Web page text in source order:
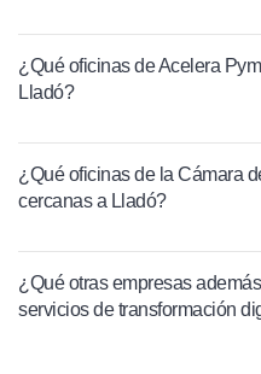
¿Qué oficinas de Acelera
Lladó?
¿Qué oficinas de la Cámara
cercanas a Lladó?
¿Qué otras empresas
servicios de transformación